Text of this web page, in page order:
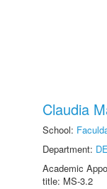
Claudia
School:
Department:
Academic
title: MS-3.2